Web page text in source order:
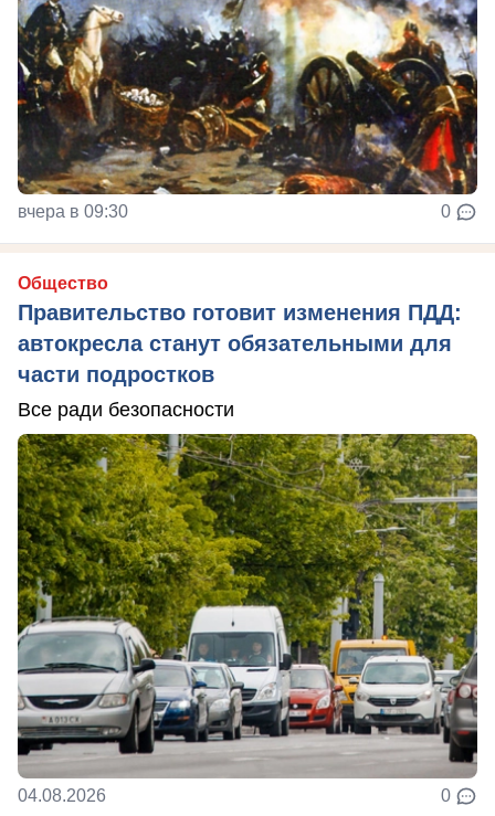
вчера в 09:30 0
Общество
Правительство готовит изменения ПДД:
автокресла станут обязательными для
части подростков
Все ради безопасности
04.08.2026 0